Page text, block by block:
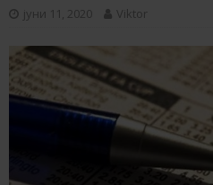
јуни 11, 2020 Viktor